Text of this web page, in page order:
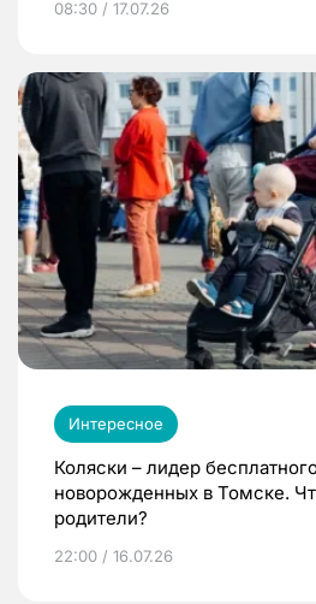
08:30 / 17.07.26
Интересное
Коляски – лидер
новорожденных в Томске.
родители?
22:00 / 16.07.26